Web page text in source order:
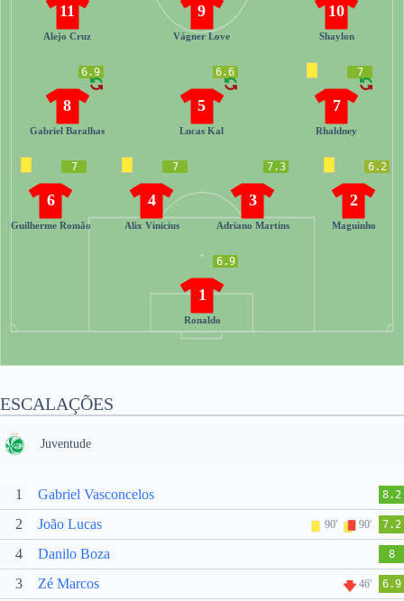
6.9
1
Ronaldo
7
6
Guilherme Romão
7
4
Alix Vinicius
7.3
3
Adriano Martins
6.2
2
Maguinho
6.9
8
Gabriel Baralhas
6.6
5
Lucas Kal
7
7
Rhaldney
11
Alejo Cruz
9
Vágner Love
10
Shaylon
ESCALAÇÕES
Juventude
1 Gabriel Vasconcelos 8.2
2 João Lucas 90' 90' 7.2
4 Danilo Boza 8
3 Zé Marcos 46' 6.9